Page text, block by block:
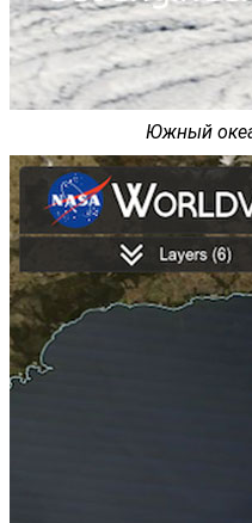
Южный